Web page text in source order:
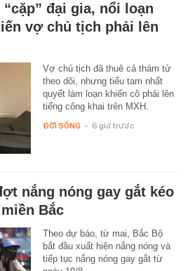
“cặp” đại gia, nổi loạn
vợ chủ tịch phải lên
Vợ chủ tịch đã thuê cả thám tử
theo dõi, nhưng tiểu tam nhất
quyết làm loạn khiến cô phải lên
tiếng công khai trên MXH.
ĐỜI SỐNG - 6 giờ trước
nắng nóng gay gắt kéo
Bắc
Theo dự báo, từ mai, Bắc Bộ
bắt đầu xuất hiện nắng nóng và
tiếp tục nắng nóng gay gắt từ